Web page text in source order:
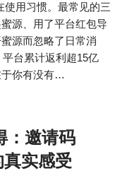
使用习惯。最常见的三
源、用了平台红包导
源而忽略了日常消
台累计返利超15亿
你有没有…
：邀请码
实感受